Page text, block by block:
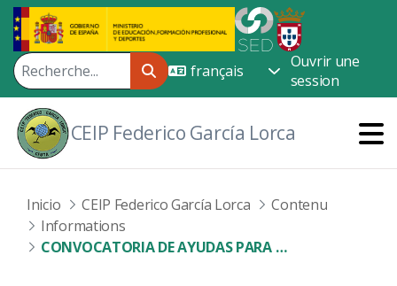
Saut au contenu principal
Ouvrir une
session
CEIP Federico García Lorca
Inicio CEIP Federico García Lorca
Contenu
Informations
CONVOCATORIA DE AYUDAS PARA ALUMNADO CON NECESIDAD ESPECÍFICA DE APOYO EDUCATIVO - CURSO 2026/2027